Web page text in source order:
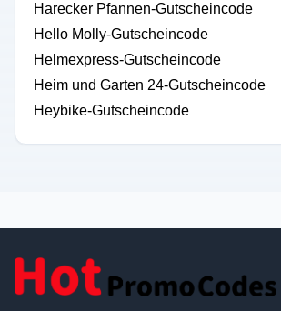
Harecker Pfannen-Gutscheincode
Hello Molly-Gutscheincode
Helmexpress-Gutscheincode
Heim und Garten 24-Gutscheincode
Heybike-Gutscheincode